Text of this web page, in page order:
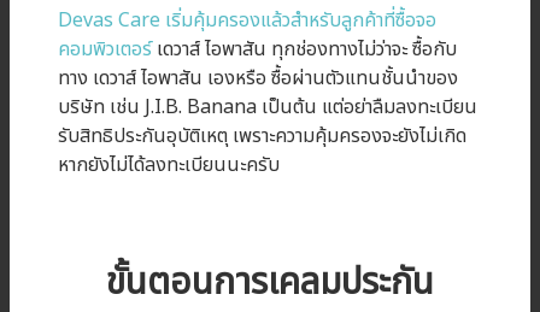
Devas Care เริ่มคุ้มครองแล้วสำหรับลูกค้าที่ซื้อจอ
คอมพิวเตอร์เดวาส์ ไอพาสัน ทุกช่องทางไม่ว่าจะ ซื้อกับ
ทาง เดวาส์ ไอพาสัน เองหรือ ซื้อผ่านตัวแทนชั้นนำของ
บริษัท เช่น J.I.B. Banana เป็นต้น แต่อย่าลืมลงทะเบียน
รับสิทธิประกันอุบัติเหตุ เพราะความคุ้มครองจะยังไม่เกิด
หากยังไม่ได้ลงทะเบียนนะครับ
ขั้นตอนการเคลมประกัน